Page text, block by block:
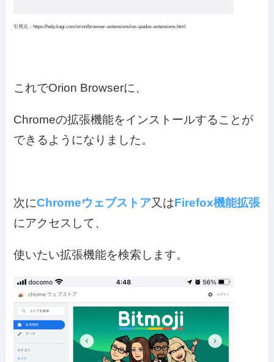
引用元：https://help.kagi.com/orion/browser-extensions/ios-ipados-extensions.html
これでOrion Browserに、
Chromeの拡張機能をインストールすることが
できるようになりました。
次にChromeウェブストア又はFirefox機能拡張
にアクセスして、
使いたい拡張機能を検索します。